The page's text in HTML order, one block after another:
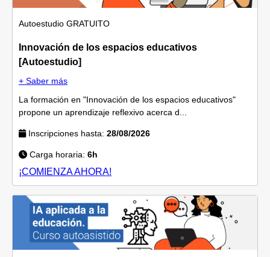
Autoestudio GRATUITO
Innovación de los espacios educativos
[Autoestudio]
+ Saber más
La formación en "Innovación de los espacios educativos"
propone un aprendizaje reflexivo acerca d...
Inscripciones hasta: 28/08/2026
Carga horaria: 6h
¡COMIENZA AHORA!